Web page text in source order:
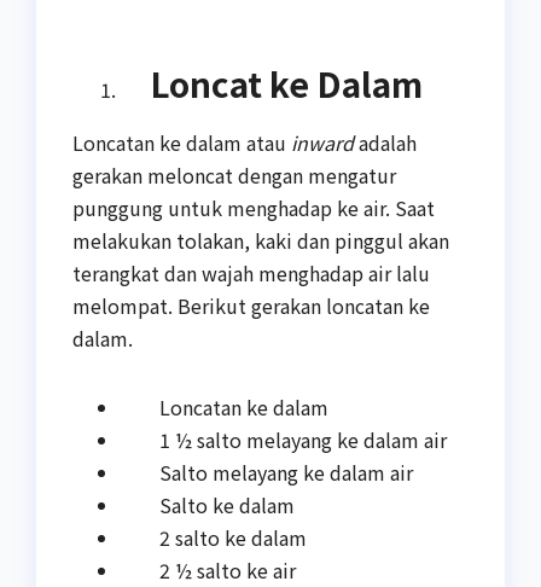
Loncat ke Dalam
Loncatan ke dalam atau inwardadalah
gerakan meloncat dengan mengatur
punggung untuk menghadap ke air. Saat
melakukan tolakan, kaki dan pinggul akan
terangkat dan wajah menghadap air lalu
melompat. Berikut gerakan loncatan ke
dalam.
Loncatan ke dalam
1 ½ salto melayang ke dalam air
Salto melayang ke dalam air
Salto ke dalam
2 salto ke dalam
2 ½ salto ke air